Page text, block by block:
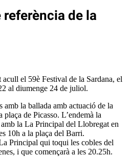
referència de la
el 59è Festival de la Sardana, el
al diumenge 24 de juliol.
amb la ballada amb actuació de la
de Picasso. L’endemà la
la La Principal del Llobregat en
10h a la plaça del Barri.
Principal qui toqui les cobles del
i que començarà a les 20.25h.